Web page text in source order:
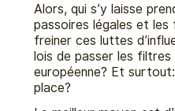
Alors, qui s’y laisse
passoires légales et
freiner ces luttes
lois de passer les filtres
européenne? Et
place?